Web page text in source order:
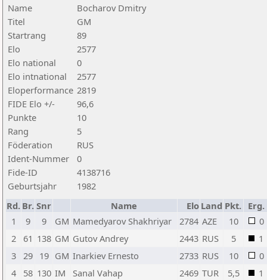
Name
Bocharov Dmitry
Titel
GM
Startrang
89
Elo
2577
Elo national
0
Elo intnational
2577
Eloperformance 2819
FIDE Elo +/-
96,6
Punkte
10
Rang
5
Föderation
RUS
Ident-Nummer
0
Fide-ID
4138716
Geburtsjahr
1982
Rd. Br. Snr Name Elo Land Pkt. Erg.
1
9 9 GM Mamedyarov Shakhriyar 2784 AZE 10
0
2
61 138 GM Gutov Andrey 2443 RUS 5
1
3
29 19 GM Inarkiev Ernesto 2733 RUS 10
0
4
58 130 IM Sanal Vahap 2469 TUR 5,5
1